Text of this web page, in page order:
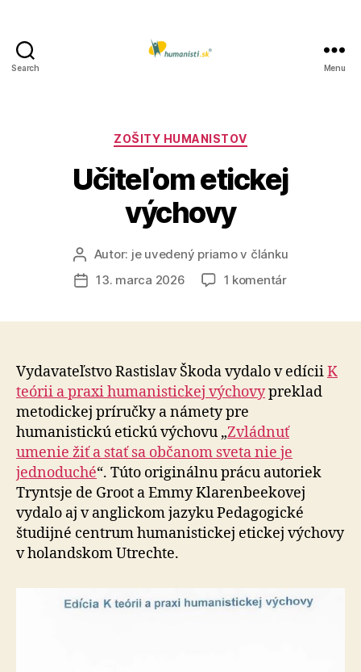
Search Menu
Kategórie
ZOŠITY HUMANISTOV
Učiteľom etickej
výchovy
Autor
článku
Autor: je uvedený priamo v článku
Dátum
13. marca 2026 1 komentárna
Vydavateľstvo Rastislav Škoda vydalo v edíciiK
teórii a pra­xi humanistickej výchovypreklad
metodickej príručky a námety pre
humanistickú etickú výchovu „Zvládnuť
umenie žiť a stať sa občanom sveta nie je
jednoduché“. Túto originálnu prácu autoriek
Tryntsje de Groot a Emmy Klarenbeekovej
vydalo aj v anglickom jazyku Pedagogické
študijné centrum humanistickej etickej výchovy
v ho­lan­dskom Utrechte.